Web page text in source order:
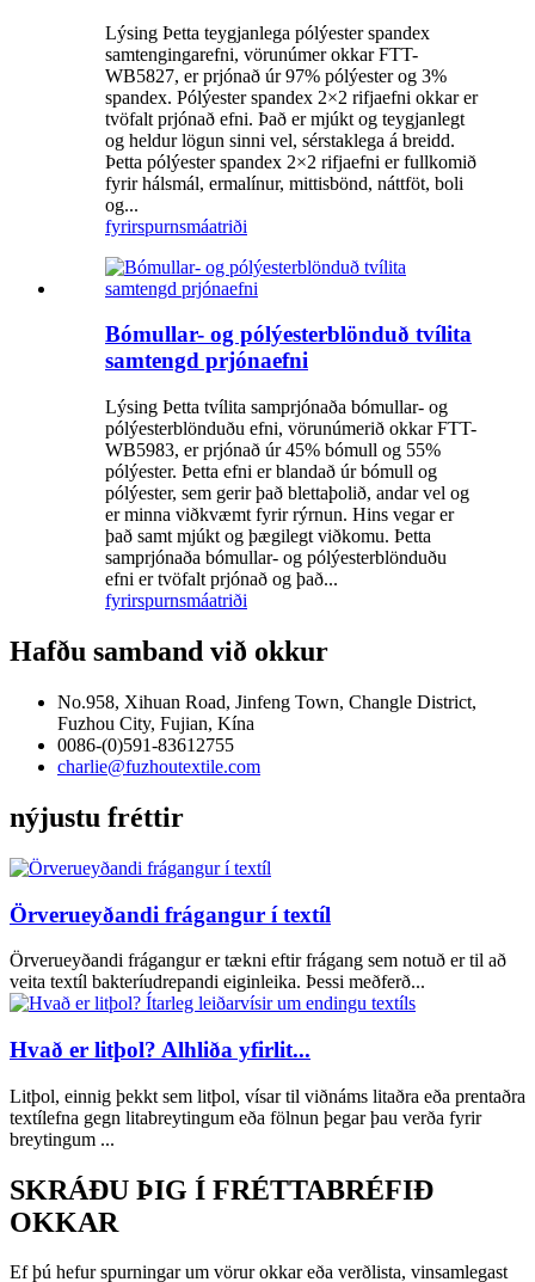
Lýsing Þetta teygjanlega pólýester spandex
samtengingarefni, vörunúmer okkar FTT-
WB5827, er prjónað úr 97% pólýester og 3%
spandex. Pólýester spandex 2×2 rifjaefni okkar er
tvöfalt prjónað efni. Það er mjúkt og teygjanlegt
og heldur lögun sinni vel, sérstaklega á breidd.
Þetta pólýester spandex 2×2 rifjaefni er fullkomið
fyrir hálsmál, ermalínur, mittisbönd, náttföt, boli
og...
fyrirspurnsmáatriði
Bómullar- og pólýesterblönduð tvílita
samtengd prjónaefni
Lýsing Þetta tvílita samprjónaða bómullar- og
pólýesterblönduðu efni, vörunúmerið okkar FTT-
WB5983, er prjónað úr 45% bómull og 55%
pólýester. Þetta efni er blandað úr bómull og
pólýester, sem gerir það blettaþolið, andar vel og
er minna viðkvæmt fyrir rýrnun. Hins vegar er
það samt mjúkt og þægilegt viðkomu. Þetta
samprjónaða bómullar- og pólýesterblönduðu
efni er tvöfalt prjónað og það...
fyrirspurnsmáatriði
Hafðu samband við okkur
No.958, Xihuan Road, Jinfeng Town, Changle District,
Fuzhou City, Fujian, Kína
0086-(0)591-83612755
charlie@fuzhoutextile.com
nýjustu fréttir
Örverueyðandi frágangur í textíl
Örverueyðandi frágangur er tækni eftir frágang sem notuð er til að
veita textíl bakteríudrepandi eiginleika. Þessi meðferð...
Hvað er litþol? Alhliða yfirlit...
Litþol, einnig þekkt sem litþol, vísar til viðnáms litaðra eða prentaðra
textílefna gegn litabreytingum eða fölnun þegar þau verða fyrir
breytingum ...
SKRÁÐU ÞIG Í FRÉTTABRÉFIÐ
OKKAR
Ef þú hefur spurningar um vörur okkar eða verðlista, vinsamlegast